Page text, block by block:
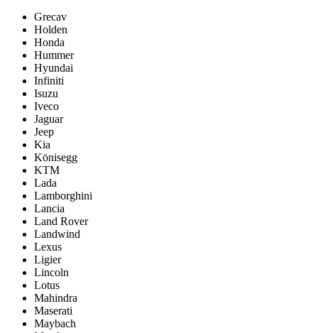
Grecav
Holden
Honda
Hummer
Hyundai
Infiniti
Isuzu
Iveco
Jaguar
Jeep
Kia
Könisegg
KTM
Lada
Lamborghini
Lancia
Land Rover
Landwind
Lexus
Ligier
Lincoln
Lotus
Mahindra
Maserati
Maybach